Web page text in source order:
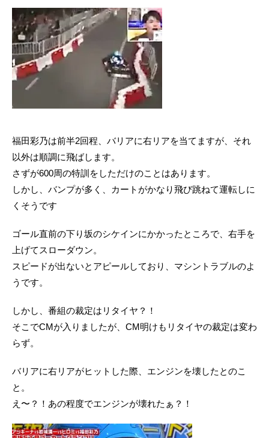
福田彩乃は前半2回程、バリアに右リアを当てますが、それ
以外は順調に飛ばします。
さずが600周の特訓をしただけのことはあります。
しかし、バンプが多く、カートがかなり飛び跳ねて運転しに
くそうです
ゴール直前の下り坂のシケインにかかったところで、右手を
上げてスローダウン。
スピードが出ないとアピールしており、マシントラブルのよ
うです。
しかし、番組の裁定はリタイヤ？！
そこでCMが入りましたが、CM明けもリタイヤの裁定は変わ
らず。
バリアに右リアがヒットした際、エンジンを壊したとのこ
と。
え〜？！あの程度でエンジンが壊れたぁ？！